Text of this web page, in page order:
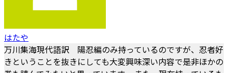
はたや
万川集海現代語訳 陽忍編のみ持っているのですが、忍者好
きということを抜きにしても大変興味深い内容で是非ほかの